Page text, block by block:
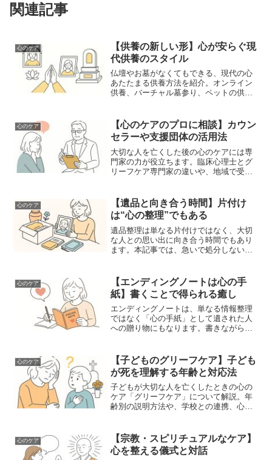
関連記事
心のケア
【供養の新しい形】心が安らぐ現
代供養のスタイル
仏壇やお墓がなくてもできる、現代の心
あたたまる供養方法を紹介。オンライン
供養、バーチャル墓参り、ペットの供養
心のケア
【心のケアのプロに相談】カウン
セラーや支援団体の活用法
大切な人を亡くした後の心のケアには専
門家の力が役立ちます。臨床心理士とグ
リーフケア専門家の違いや、地域で受け
心のケア
【遺品と向き合う時間】片付け
は“心の整理”でもある
遺品整理は単なる片付けではなく、大切
な人との思い出に向き合う時間でもあり
ます。本記事では、急いで処分しない理
心のケア
【エンディングノートは心の手
紙】書くことで得られる癒し
エンディングノートは、単なる情報整理
ではなく「心の手紙」として遺された人
への贈り物にもなります。書きながら自
しい形も紹介。
心のケア
【子どものグリーフケア】子ども
が死を理解する年齢と対応法
子どもが大切な人を亡くしたときの心の
ケア「グリーフケア」について解説。年
齢別の説明方法や、学校との連携、心を
心のケア
【宗教・スピリチュアルなケア】
心を整える儀式と対話